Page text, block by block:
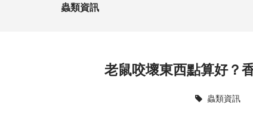
蟲類資訊
老鼠咬壞東西點算好？
蟲類資訊